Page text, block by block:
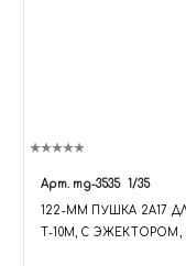
Арт. mg-3535 1/35
122-ММ ПУШКА 2А17
Т-10М, С ЭЖЕКТОРОМ,